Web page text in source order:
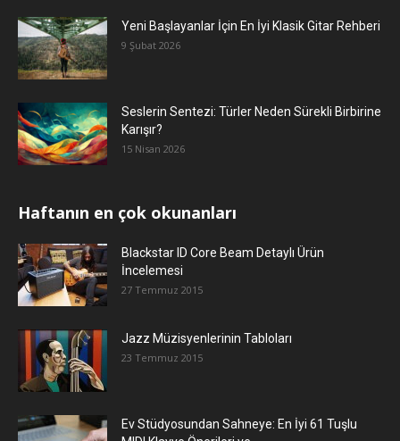
Yeni Başlayanlar İçin En İyi Klasik Gitar Rehberi
9 Şubat 2026
Seslerin Sentezi: Türler Neden Sürekli Birbirine
Karışır?
15 Nisan 2026
Haftanın en çok okunanları
Blackstar ID Core Beam Detaylı Ürün
İncelemesi
27 Temmuz 2015
Jazz Müzisyenlerinin Tabloları
23 Temmuz 2015
Ev Stüdyosundan Sahneye: En İyi 61 Tuşlu